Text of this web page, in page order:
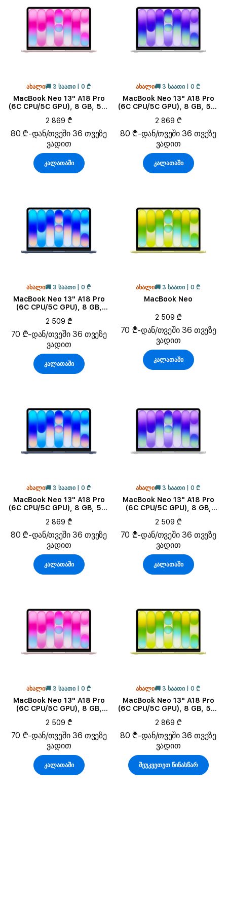
მეხსიერება
ეკრანის ზომა
ფერი
ოპერატიული მეხსიერება
ᲐᲮᲐᲚᲘ🚚 3 ᲡᲐᲐᲗᲘ | 0 ₾
MacBook Neo 13" A18 Pro
(6C CPU/5C GPU), 8 GB, 512
2 869 ₾
80 ₾-დან/თვეში 36 თვეზე
ვადით
კალათაში
ᲐᲮᲐᲚᲘ🚚 3 ᲡᲐᲐᲗᲘ | 0 ₾
MacBook Neo 13" A18 Pro
(6C CPU/5C GPU), 8 GB, 512
2 869 ₾
80 ₾-დან/თვეში 36 თვეზე
ვადით
კალათაში
ᲐᲮᲐᲚᲘ🚚 3 ᲡᲐᲐᲗᲘ | 0 ₾
MacBook Neo 13" A18 Pro
(6C CPU/5C GPU), 8 GB,
2 509 ₾
70 ₾-დან/თვეში 36 თვეზე
ვადით
კალათაში
ᲐᲮᲐᲚᲘ🚚 3 ᲡᲐᲐᲗᲘ | 0 ₾
MacBook Neo
2 509 ₾
70 ₾-დან/თვეში 36 თვეზე
ვადით
კალათაში
ᲐᲮᲐᲚᲘ🚚 3 ᲡᲐᲐᲗᲘ | 0 ₾
MacBook Neo 13" A18 Pro
(6C CPU/5C GPU), 8 GB, 512
2 869 ₾
80 ₾-დან/თვეში 36 თვეზე
ვადით
კალათაში
ᲐᲮᲐᲚᲘ🚚 3 ᲡᲐᲐᲗᲘ | 0 ₾
MacBook Neo 13" A18 Pro
(6C CPU/5C GPU), 8 GB,
2 509 ₾
70 ₾-დან/თვეში 36 თვეზე
ვადით
კალათაში
ᲐᲮᲐᲚᲘ🚚 3 ᲡᲐᲐᲗᲘ | 0 ₾
MacBook Neo 13" A18 Pro
(6C CPU/5C GPU), 8 GB,
2 509 ₾
70 ₾-დან/თვეში 36 თვეზე
ვადით
კალათაში
ᲐᲮᲐᲚᲘ🚚 3 ᲡᲐᲐᲗᲘ | 0 ₾
MacBook Neo 13" A18 Pro
(6C CPU/5C GPU), 8 GB, 512
2 869 ₾
80 ₾-დან/თვეში 36 თვეზე
ვადით
შეუკვეთეთ წინასწარ